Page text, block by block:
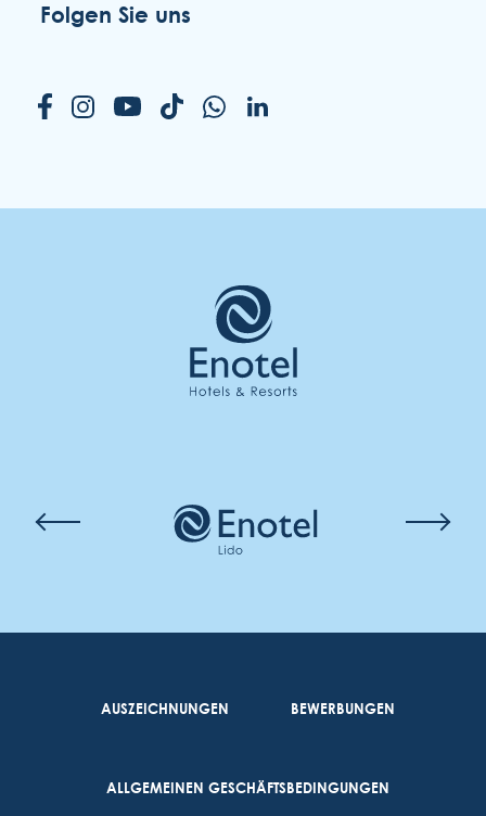
Folgen Sie uns
AUSZEICHNUNGEN BEWERBUNGEN
ALLGEMEINEN GESCHÄFTSBEDINGUNGEN